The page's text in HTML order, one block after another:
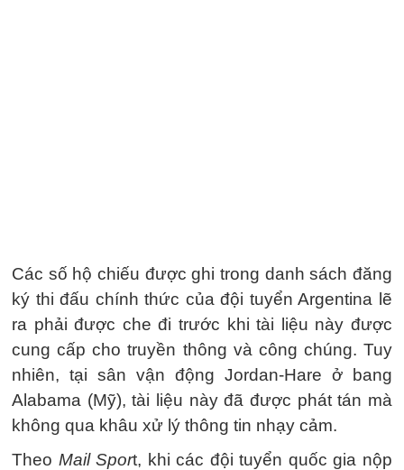
Các số hộ chiếu được ghi trong danh sách đăng
ký thi đấu chính thức của đội tuyển Argentina lẽ
ra phải được che đi trước khi tài liệu này được
cung cấp cho truyền thông và công chúng. Tuy
nhiên, tại sân vận động Jordan-Hare ở bang
Alabama (Mỹ), tài liệu này đã được phát tán mà
không qua khâu xử lý thông tin nhạy cảm.
Theo Mail Sport, khi các đội tuyển quốc gia nộp